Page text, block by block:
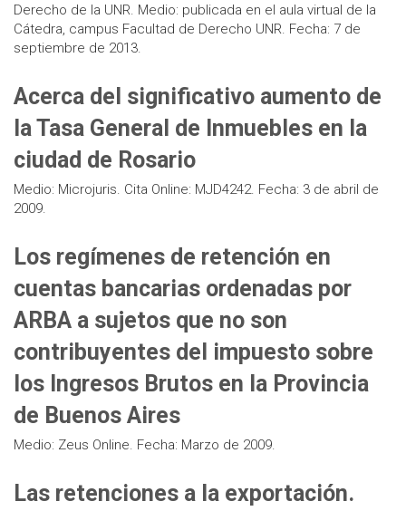
Derecho de la UNR. Medio: publicada en el aula virtual de la
Cátedra, campus Facultad de Derecho UNR. Fecha: 7 de
septiembre de 2013.
Acerca del significativo aumento de
la Tasa General de Inmuebles en la
ciudad de Rosario
Medio: Microjuris. Cita Online: MJD4242. Fecha: 3 de abril de
2009.
Los regímenes de retención en
cuentas bancarias ordenadas por
ARBA a sujetos que no son
contribuyentes del impuesto sobre
los Ingresos Brutos en la Provincia
de Buenos Aires
Medio: Zeus Online. Fecha: Marzo de 2009.
Las retenciones a la exportación.